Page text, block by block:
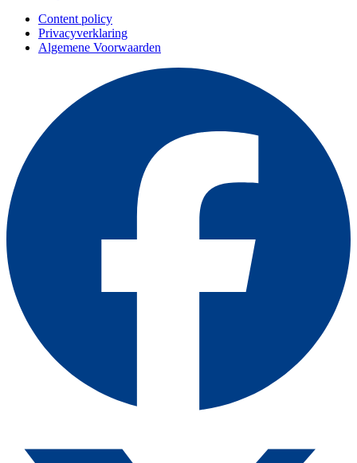
Content policy
Privacyverklaring
Algemene Voorwaarden